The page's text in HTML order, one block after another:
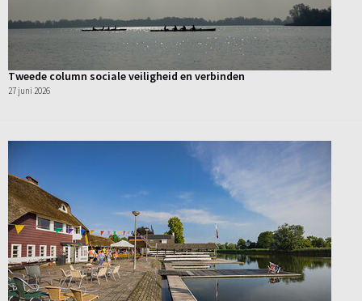
Tweede column sociale veiligheid en verbinden
27 juni 2026